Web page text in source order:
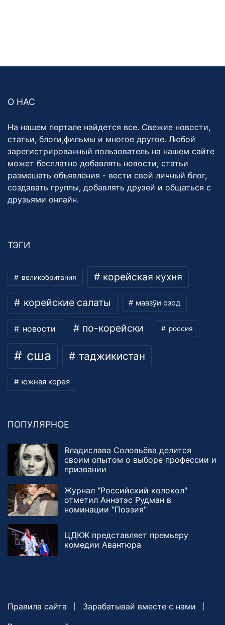
О НАС
На нашем портале найдется все. Свежие новости,
статьи, блоги,фильмы и многое другое. Любой
зарегистрированный пользователь на нашем сайте
может бесплатно добавлять новости, статьи
размешать объявления - вести свой личный блог,
создавать группы, добавлять друзей и общаться с
друзьями онлайн.
ТЭГИ
великобритания корейская кухня
корейские салаты мавзӯи озод
новости по-корейски россия
сша таджикистан
южная корея
ПОПУЛЯРНОЕ
Владислава Соловьёва делится
своим опытом о выборе профессии и
призвании
Журнал "Российский колокол"
отметил Аннэтэс Рудман в
номинации "Поэзия"
ЦДКЖ представляет премьеру
комедии Авантюра
Правила сайта
Зарабатывай вместе с нами